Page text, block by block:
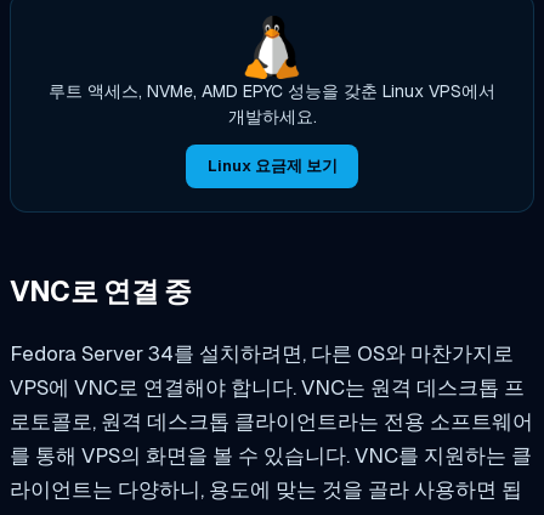
루트 액세스, NVMe, AMD EPYC 성능을 갖춘 Linux VPS에서
개발하세요.
Linux 요금제 보기
VNC로 연결 중
Fedora Server 34를 설치하려면, 다른 OS와 마찬가지로
VPS에 VNC로 연결해야 합니다. VNC는 원격 데스크톱 프
로토콜로, 원격 데스크톱 클라이언트라는 전용 소프트웨어
를 통해 VPS의 화면을 볼 수 있습니다. VNC를 지원하는 클
라이언트는 다양하니, 용도에 맞는 것을 골라 사용하면 됩